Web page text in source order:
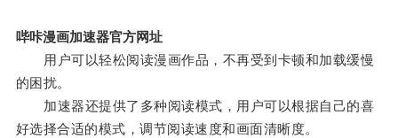
哔咔漫画加速器官方网址
用户可以轻松阅读漫画作品，不再受到卡顿和加载缓慢
的困扰。
加速器还提供了多种阅读模式，用户可以根据自己的喜
好选择合适的模式，调节阅读速度和画面清晰度。